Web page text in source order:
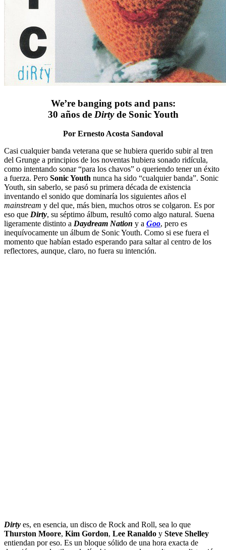
We’re banging pots and pans:
30 años de Dirtyde Sonic Youth
Por Ernesto Acosta Sandoval
Casi cualquier banda veterana que se hubiera querido subir al tren
del Grunge a principios de los noventas hubiera sonado ridícula,
como intentando sonar “para los chavos” o queriendo tener un éxito
a fuerza. Pero Sonic Youth nunca ha sido “cualquier banda”. Sonic
Youth, sin saberlo, se pasó su primera década de existencia
inventando el sonido que dominaría los siguientes años el
mainstream y del que, más bien, muchos otros se colgaron. Es por
eso que Dirty, su séptimo álbum, resultó como algo natural. Suena
ligeramente distinto a Daydream Nation y a Goo, pero es
inequívocamente un álbum de Sonic Youth. Como si ese fuera el
momento que habían estado esperando para saltar al centro de los
reflectores, aunque, claro, no fuera su intención.
Dirty es, en esencia, un disco de Rock and Roll, sea lo que
Thurston Moore, Kim Gordon, Lee Ranaldo y Steve Shelley
entiendan por eso. Es un bloque sólido de una hora exacta de